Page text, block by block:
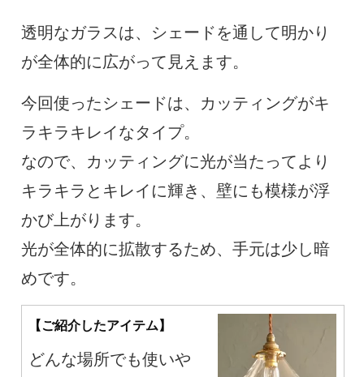
透明なガラスは、シェードを通して明かり
が全体的に広がって見えます。
今回使ったシェードは、カッティングがキ
ラキラキレイなタイプ。
なので、カッティングに光が当たってより
キラキラとキレイに輝き、壁にも模様が浮
かび上がります。
光が全体的に拡散するため、手元は少し暗
めです。
【ご紹介したアイテム】
どんな場所でも使いや